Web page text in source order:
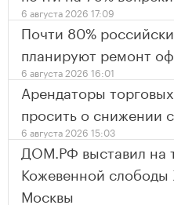
6 августа 2026 17:09
Почти 80%
планируют ремонт
6 августа 2026 16:01
Арендаторы
просить о снижении
6 августа 2026 15:03
ДОМ.РФ выставил на
Кожевенной слободы
Москвы